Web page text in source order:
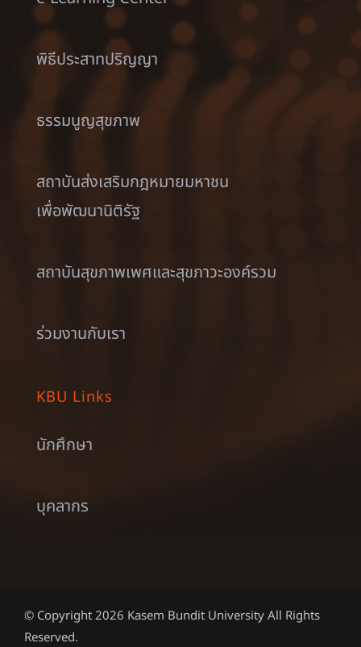
พิธีประสาทปริญญา
ธรรมนูญสุขภาพ
สถาบันส่งเสริมกฎหมายมหาชน
เพื่อพัฒนานิติรัฐ
สถาบันสุขภาพเพศและสุขภาวะองค์รวม
ร่วมงานกับเรา
KBU Links
นักศึกษา
บุคลากร
© Copyright 2026 Kasem Bundit University All Rights
Reserved.